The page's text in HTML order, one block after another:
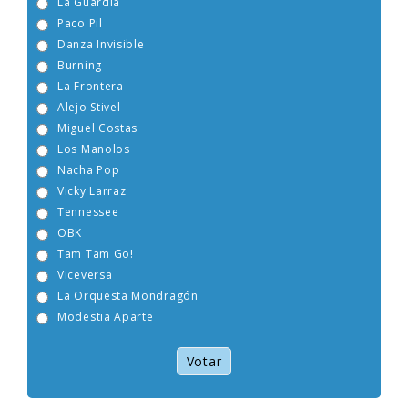
Burning
Alejo Stivel
Miguel Costas
Nacha Pop
Vicky Larraz
La Orquesta Mondragón
Modestia Aparte
Votar